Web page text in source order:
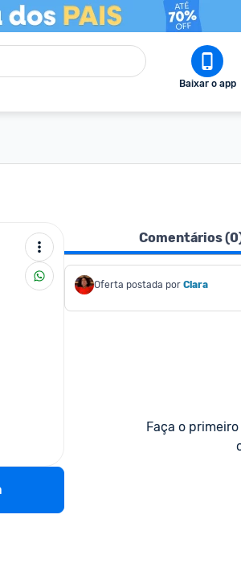
Baixar o app
Comentários (0
Oferta postada por Clara
Faça o